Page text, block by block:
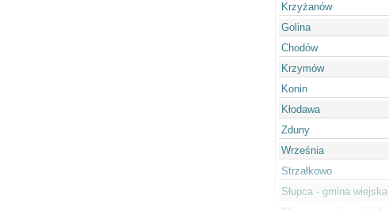
Krzyżanów
Golina
Chodów
Krzymów
Konin
Kłodawa
Zduny
Września
Strzałkowo
Słupca - gmina wiejska